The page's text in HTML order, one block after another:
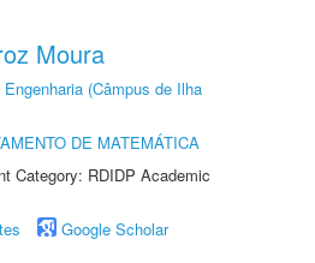
Moura
(Câmpus de Ilha
DE MATEMÁTICA
Category: RDIDP Academic
Google Scholar